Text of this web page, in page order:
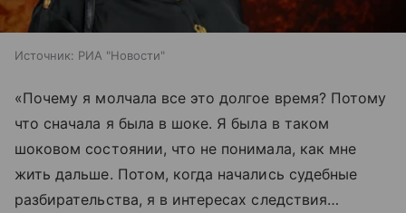
Источник: РИА "Новости"
«Почему я молчала все это долгое время? Потому
что сначала я была в шоке. Я была в таком
шоковом состоянии, что не понимала, как мне
жить дальше. Потом, когда начались судебные
разбирательства, я в интересах следствия…